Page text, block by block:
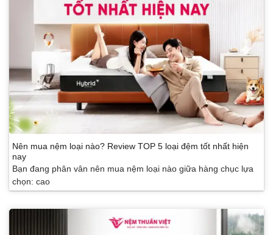
Nên mua nệm loại nào? Review TOP 5 loại đệm tốt nhất hiện
nay
Bạn đang phân vân nên mua nệm loại nào giữa hàng chục lựa
chọn: cao